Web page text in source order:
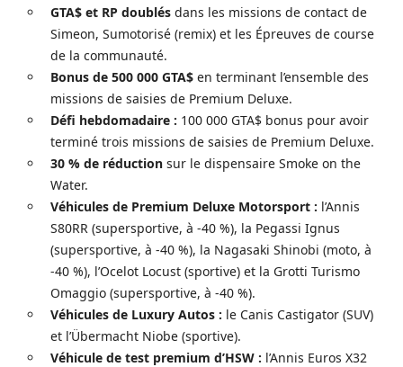
GTA$ et RP doublés dans les missions de contact de
Simeon, Sumotorisé (remix) et les Épreuves de course
de la communauté.
Bonus de 500 000 GTA$ en terminant l’ensemble des
missions de saisies de Premium Deluxe.
Défi hebdomadaire : 100 000 GTA$ bonus pour avoir
terminé trois missions de saisies de Premium Deluxe.
30 % de réduction sur le dispensaire Smoke on the
Water.
Véhicules de Premium Deluxe Motorsport : l’Annis
S80RR (supersportive, à -40 %), la Pegassi Ignus
(supersportive, à -40 %), la Nagasaki Shinobi (moto, à
-40 %), l’Ocelot Locust (sportive) et la Grotti Turismo
Omaggio (supersportive, à -40 %).
Véhicules de Luxury Autos : le Canis Castigator (SUV)
et l’Übermacht Niobe (sportive).
Véhicule de test premium d’HSW : l’Annis Euros X32